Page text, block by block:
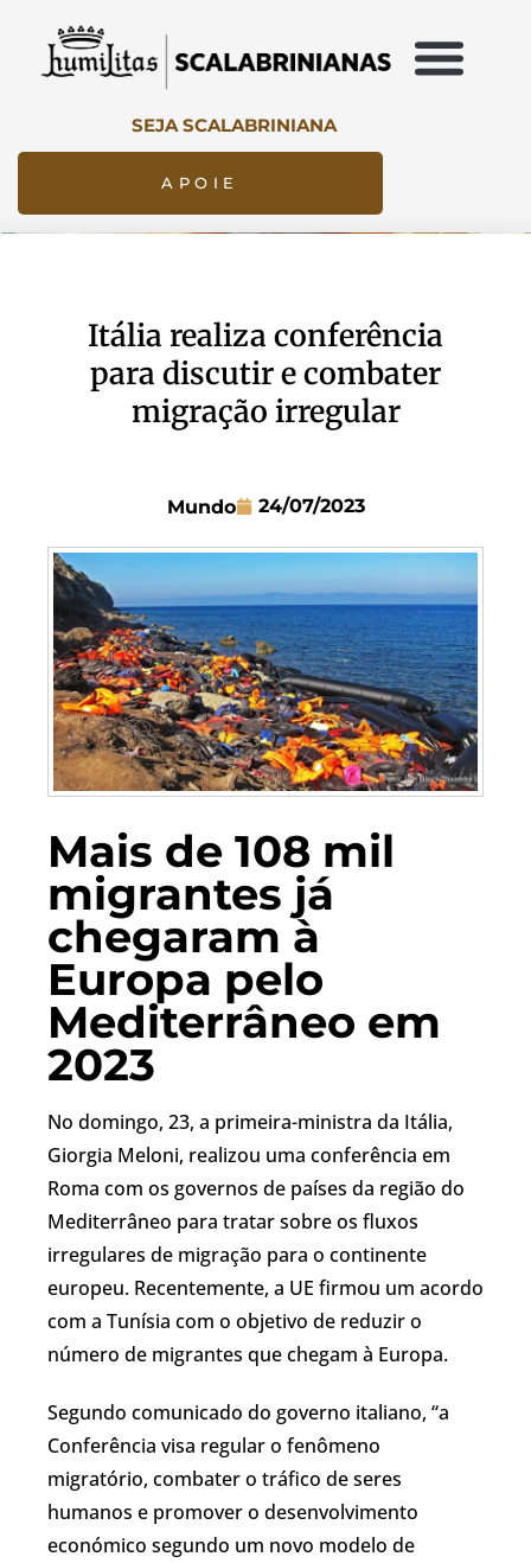
SEJA SCALABRINIANA
APOIE
Itália realiza conferência
para discutir e combater
migração irregular
Mundo 24/07/2023
Mais de 108 mil
migrantes já
chegaram à
Europa pelo
Mediterrâneo em
2023
No domingo, 23, a primeira-ministra da Itália,
Giorgia Meloni, realizou uma conferência em
Roma com os governos de países da região do
Mediterrâneo para tratar sobre os fluxos
irregulares de migração para o continente
europeu. Recentemente, a UE firmou um acordo
com a Tunísia com o objetivo de reduzir o
número de migrantes que chegam à Europa.
Segundo comunicado do governo italiano, “a
Conferência visa regular o fenômeno
migratório, combater o tráfico de seres
humanos e promover o desenvolvimento
económico segundo um novo modelo de